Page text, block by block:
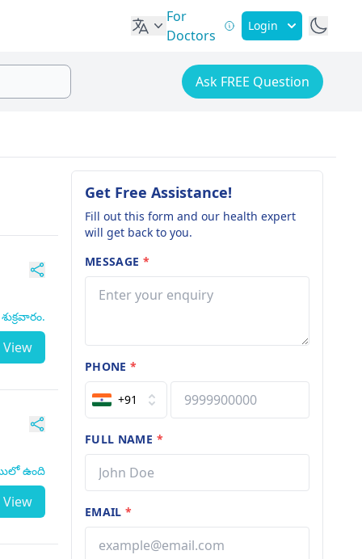
For
Doctors
Login
Ask FREE Question
View
ఉంది
View
Get Free Assistance!
Fill out this form and our health expert
will get back to you.
MESSAGE *
PHONE*
+91
FULL NAME *
EMAIL*